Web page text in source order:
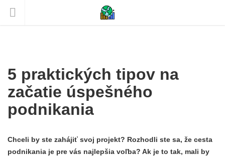
5 praktických tipov na
začatie úspešného
podnikania
Chceli by ste zahájiť svoj projekt? Rozhodli ste sa, že cesta
podnikania je pre vás najlepšia voľba? Ak je to tak, mali by